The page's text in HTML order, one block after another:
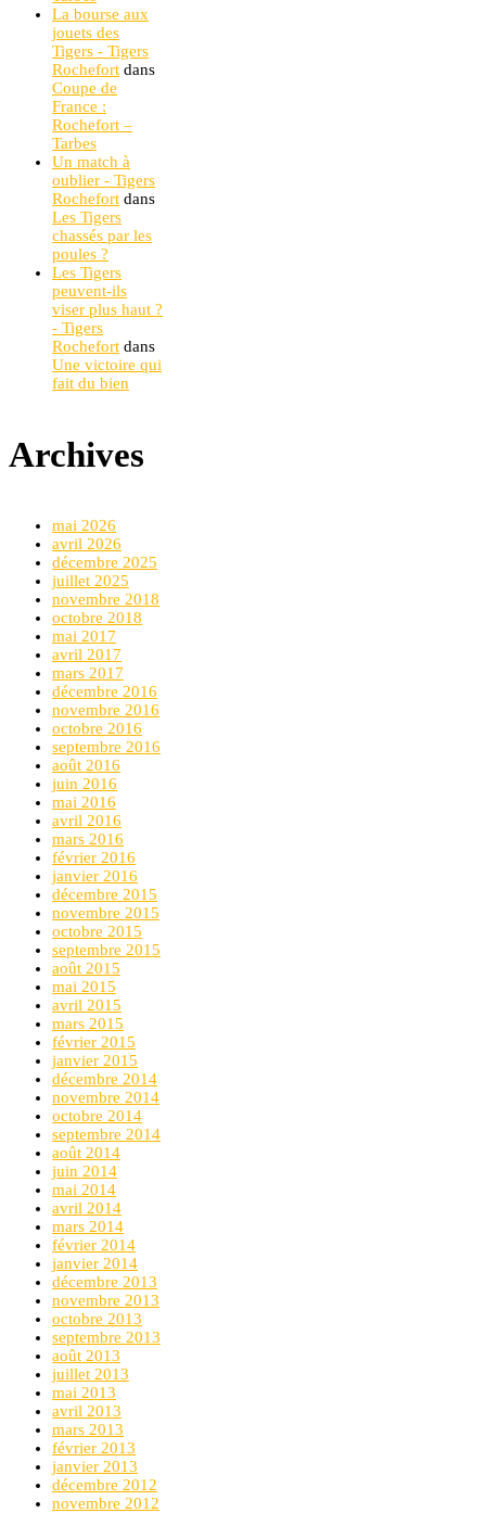
La bourse aux
jouets des
Tigers - Tigers
Rochefort dans
Coupe de
France :
Rochefort –
Tarbes
Un match à
oublier - Tigers
Rochefort dans
Les Tigers
chassés par les
poules ?
Les Tigers
peuvent-ils
viser plus haut ?
- Tigers
Rochefort dans
Une victoire qui
fait du bien
Archives
mai 2026
avril 2026
décembre 2025
juillet 2025
novembre 2018
octobre 2018
mai 2017
avril 2017
mars 2017
décembre 2016
novembre 2016
octobre 2016
septembre 2016
août 2016
juin 2016
mai 2016
avril 2016
mars 2016
février 2016
janvier 2016
décembre 2015
novembre 2015
octobre 2015
septembre 2015
août 2015
mai 2015
avril 2015
mars 2015
février 2015
janvier 2015
décembre 2014
novembre 2014
octobre 2014
septembre 2014
août 2014
juin 2014
mai 2014
avril 2014
mars 2014
février 2014
janvier 2014
décembre 2013
novembre 2013
octobre 2013
septembre 2013
août 2013
juillet 2013
mai 2013
avril 2013
mars 2013
février 2013
janvier 2013
décembre 2012
novembre 2012